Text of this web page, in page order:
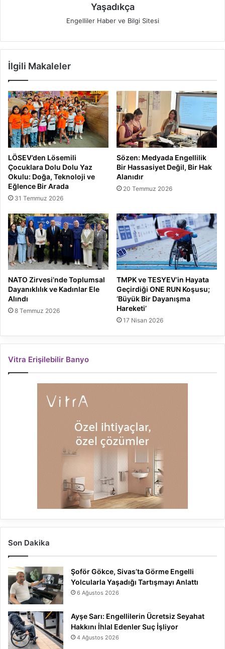
Yaşadıkça
Engelliler Haber ve Bilgi Sitesi
İlgili Makaleler
LÖSEV’den Lösemili
Çocuklara Dolu Dolu Yaz
Okulu: Doğa, Teknoloji ve
Eğlence Bir Arada
31 Temmuz 2026
Sözen: Medyada Engellilik
Bir Hassasiyet Değil, Bir Hak
Alanıdır
20 Temmuz 2026
NATO Zirvesi’nde Toplumsal
Dayanıklılık ve Kadınlar Ele
Alındı
8 Temmuz 2026
TMPK ve TESYEV’in Hayata
Geçirdiği ONE RUN Koşusu;
‘Büyük Bir Dayanışma
Hareketi’
17 Nisan 2026
Vitra Erişilebilir Banyo
Son Dakika
Şoför Gökce, Sivas’ta Görme Engelli
Yolcularla Yaşadığı Tartışmayı Anlattı
6 Ağustos 2026
Ayşe Sarı: Engellilerin Ücretsiz Seyahat
Hakkını İhlal Edenler Suç İşliyor
4 Ağustos 2026